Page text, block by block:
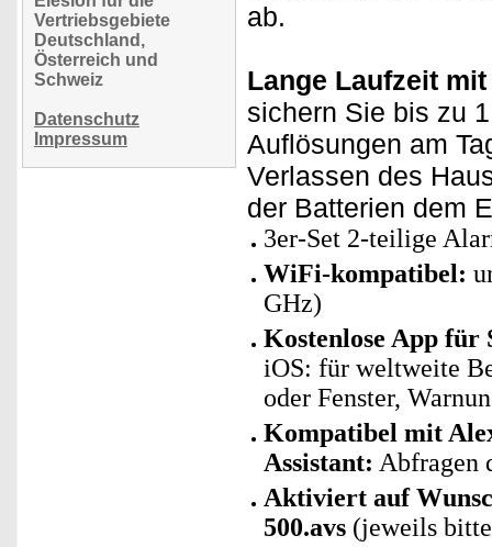
Vertriebsgebiete
Deutschland,
Österreich und
Schweiz
Datenschutz
Impressum
ab.
Lange Laufzeit
sichern Sie bis zu
Auflösungen am
Verlassen des
der Batterien dem
3er-Set 2-teilige
WiFi-kompatibel:
GHz)
Kostenlose App für
iOS: für weltweite
oder Fenster,
Kompatibel mit
Assistant: Abfragen
Aktiviert auf
500.avs (jeweils